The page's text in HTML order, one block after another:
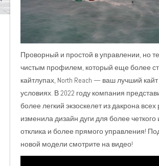
Проворный и простой в управлении, но
чистым профилем, который еще более
кайтлупах, North Reach — ваш лучший
условиях. В 2022 году компания
более легкий экзоскелет из дакрона
изменила дизайн дуги для более четкого
отклика и более прямого управления!
новой модели смотрите на видео!